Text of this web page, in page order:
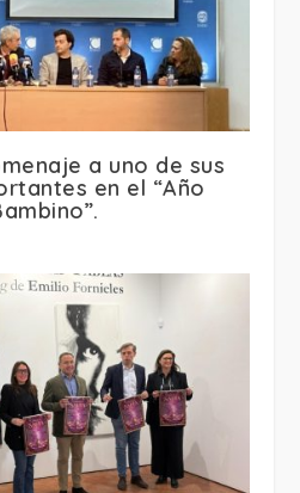
a uno de sus
en el “Año